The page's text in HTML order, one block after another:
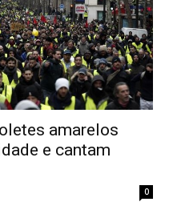
amarelos
e cantam
0